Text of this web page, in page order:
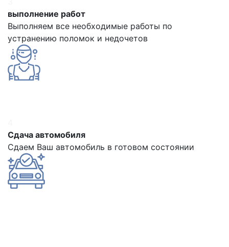
выполнение работ
Выполняем все необходимые работы по
устранению поломок и недочетов
Сдача автомобиля
Сдаем Ваш автомобиль в готовом состоянии